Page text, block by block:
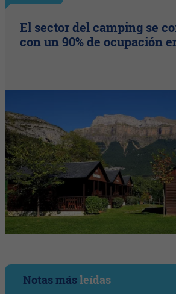
El sector del camping se
con un 90% de ocupación
Notas másleídas